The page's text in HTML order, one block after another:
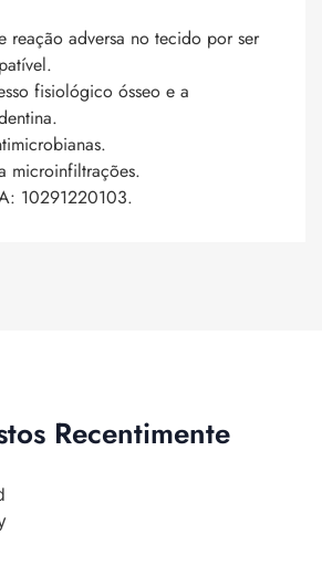
reação adversa no tecido por ser
fisiológico ósseo e a
microinfiltrações.
10291220103.
Recentimente